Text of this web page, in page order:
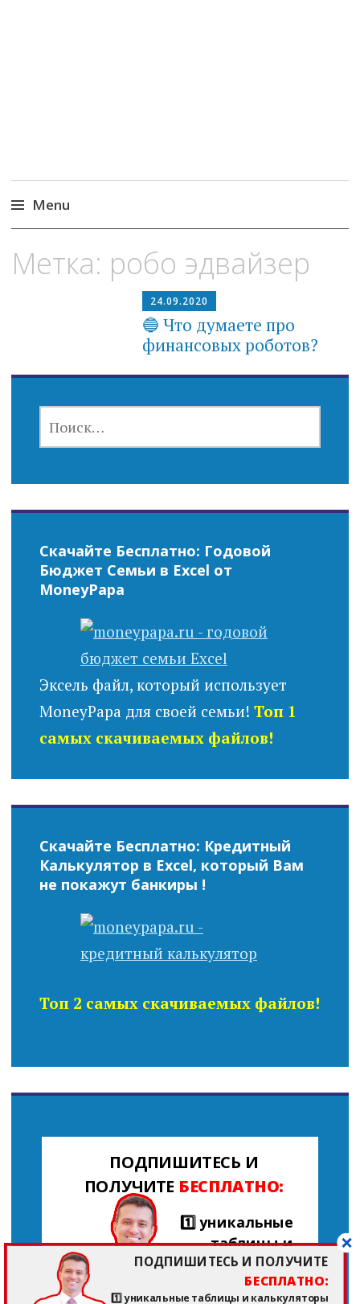
Menu
to
Метка: робо эдвайзер
24.09.2020
🔵 Что думаете про
финансовых роботов?
Скачайте Бесплатно: Годовой
Бюджет Семьи в Excel от
MoneyPapa
Эксель файл, который использует
MoneyPapa для своей семьи! Топ 1
самых скачиваемых файлов!
Скачайте Бесплатно: Кредитный
Калькулятор в Excel, который Вам
не покажут банкиры !
Топ 2 самых скачиваемых файлов!
ПОДПИШИТЕСЬ И
ПОЛУЧИТЕ БЕСПЛАТНО:
1️⃣ уникальные
таблицы и
калькуляторы
ПОДПИШИТЕСЬ И ПОЛУЧИТЕ
БЕСПЛАТНО:
1️⃣ уникальные таблицы и калькуляторы